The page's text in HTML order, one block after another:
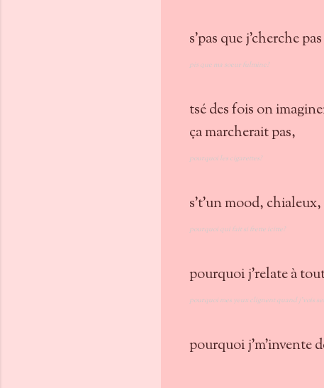
s'pas que j'cherche
pis que ma soeur fulmine?
tsé des fois on
ça marcherait pas,
pourquoi les cigarettes?
s't'un mood, chialeux,
pourquoi qui fait si frette icitte?
pourquoi j'relate à
pourquoi mes yeux clignent quand j'vois
pourquoi j'm'invente